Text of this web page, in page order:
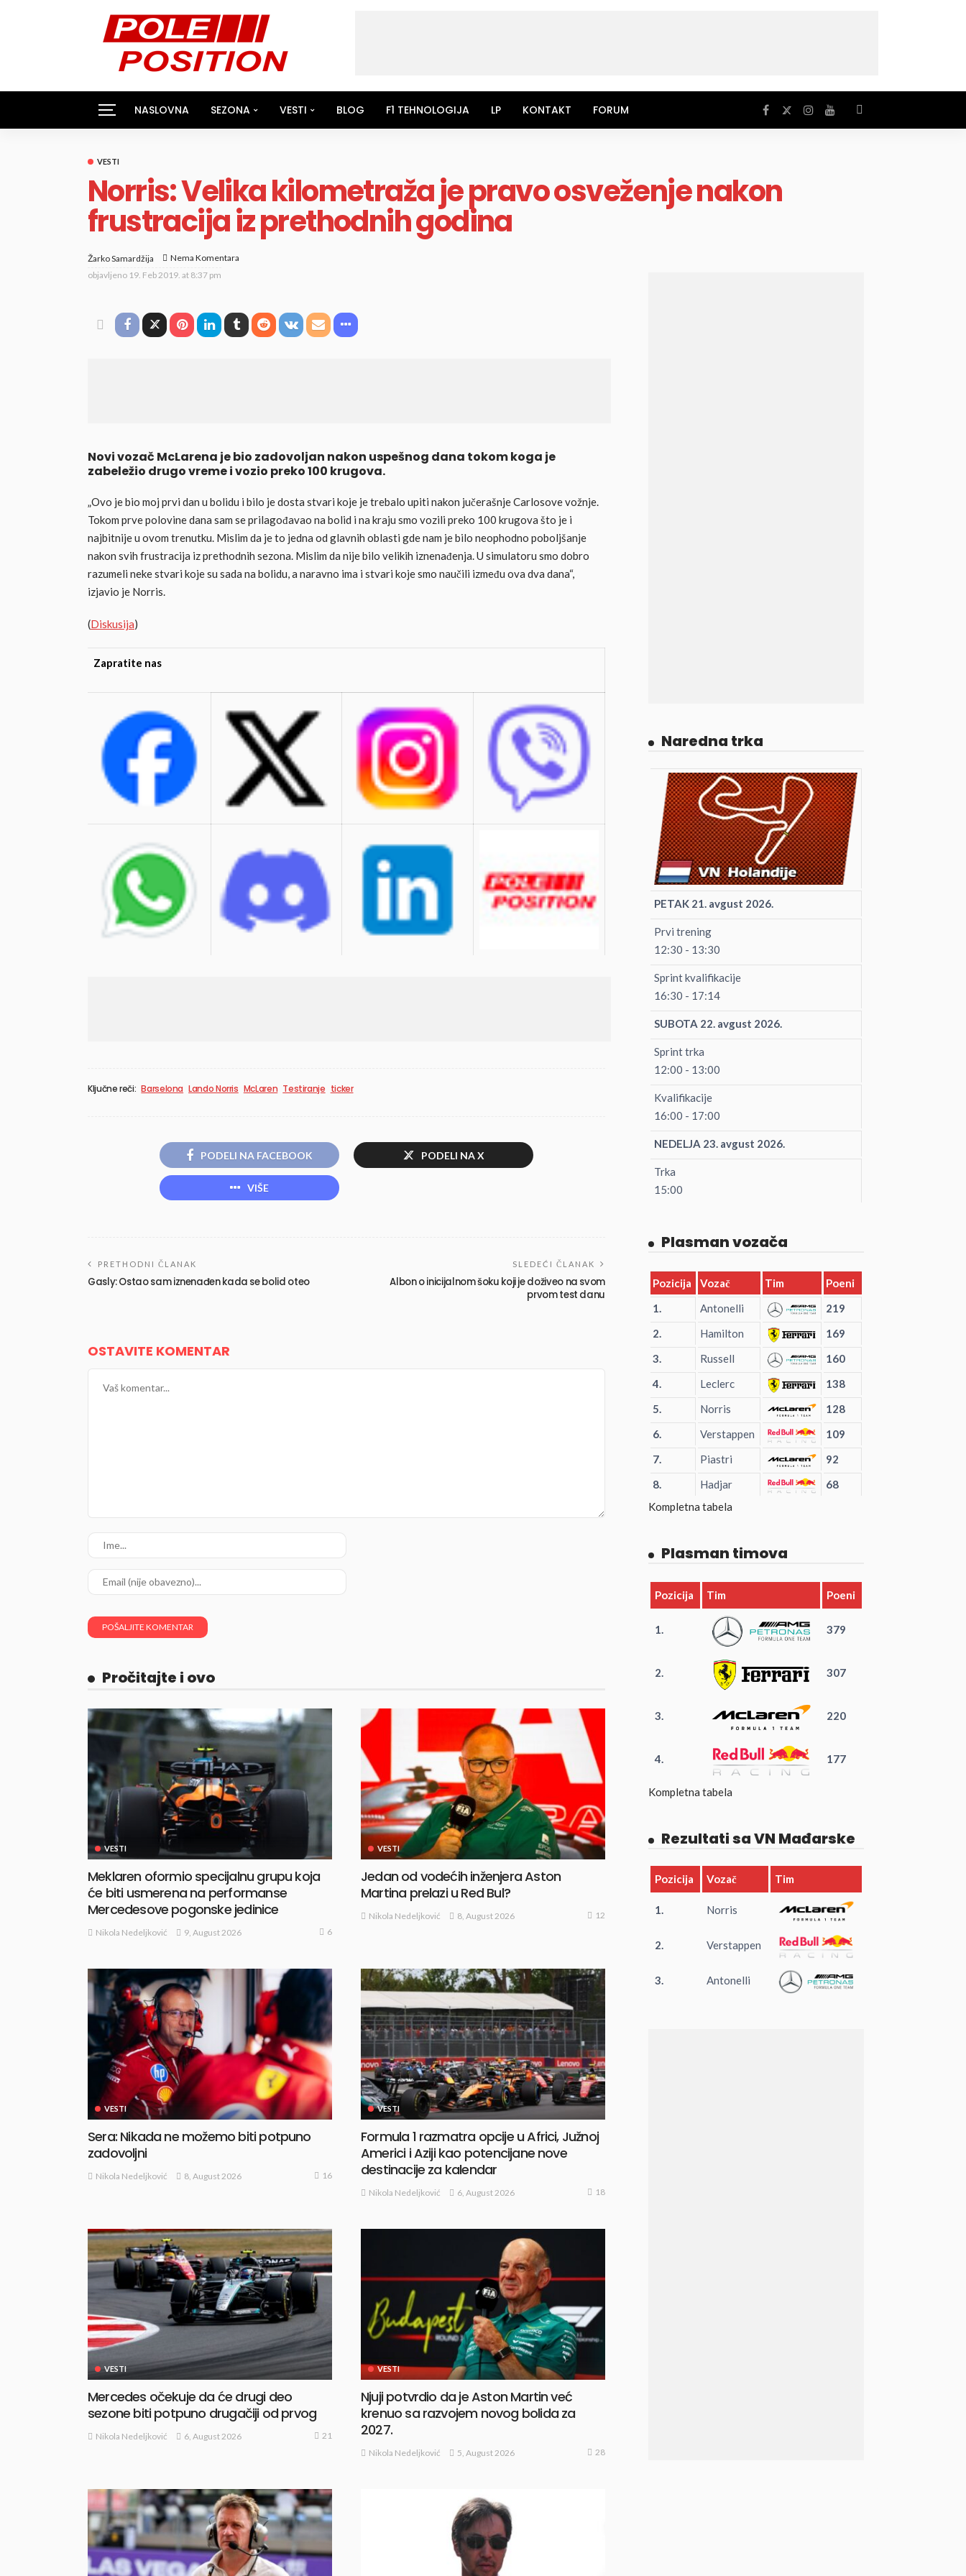
NASLOVNA SEZONA VESTI BLOG F1 TEHNOLOGIJA LP KONTAKT FORUM
VESTI
Norris: Velika kilometraža je pravo osveženje nakon
frustracija iz prethodnih godina
Žarko Samardžija
Nema Komentara
objavljeno 19. Feb 2019. at 8:37 pm
Novi vozač McLarena je bio zadovoljan nakon uspešnog dana tokom koga je
zabeležio drugo vreme i vozio preko 100 krugova.
„Ovo je bio moj prvi dan u bolidu i bilo je dosta stvari koje je trebalo upiti nakon jučerašnje Carlosove vožnje.
Tokom prve polovine dana sam se prilagođavao na bolid i na kraju smo vozili preko 100 krugova što je i
najbitnije u ovom trenutku. Mislim da je to jedna od glavnih oblasti gde nam je bilo neophodno poboljšanje
nakon svih frustracija iz prethodnih sezona. Mislim da nije bilo velikih iznenađenja. U simulatoru smo dobro
razumeli neke stvari koje su sada na bolidu, a naravno ima i stvari koje smo naučili između ova dva dana“,
izjavio je Norris.
(Diskusija)
Zapratite nas
Ključne reči: Barselona Lando Norris McLaren Testiranje ticker
PODELI NA FACEBOOK PODELI NA X
VIŠE
PRETHODNI ČLANAK
Gasly: Ostao sam iznenađen kada se bolid oteo
SLEDEĆI ČLANAK
Albon o inicijalnom šoku koji je doživeo na svom
prvom test danu
OSTAVITE KOMENTAR
Pročitajte i ovo
VESTI
Meklaren oformio specijalnu grupu koja
će biti usmerena na performanse
Mercedesove pogonske jedinice
Nikola Nedeljković 9, August 2026 6
VESTI
Jedan od vodećih inženjera Aston
Martina prelazi u Red Bul?
Nikola Nedeljković 8, August 2026 12
VESTI
Sera: Nikada ne možemo biti potpuno
zadovoljni
Nikola Nedeljković 8, August 2026 16
VESTI
Formula 1 razmatra opcije u Africi, Južnoj
Americi i Aziji kao potencijane nove
destinacije za kalendar
Nikola Nedeljković 6, August 2026 18
VESTI
Mercedes očekuje da će drugi deo
sezone biti potpuno drugačiji od prvog
Nikola Nedeljković 6, August 2026 21
VESTI
Njuji potvrdio da je Aston Martin već
krenuo sa razvojem novog bolida za
2027.
Nikola Nedeljković 5, August 2026 28
Naredna trka
PETAK 21. avgust 2026.
Prvi trening
12:30 - 13:30
Sprint kvalifikacije
16:30 - 17:14
SUBOTA 22. avgust 2026.
Sprint trka
12:00 - 13:00
Kvalifikacije
16:00 - 17:00
NEDELJA 23. avgust 2026.
Trka
15:00
Plasman vozača
Pozicija Vozač Tim
Poeni
1.
Antonelli
219
2.
Hamilton
169
3.
Russell
160
4.
Leclerc
138
5.
Norris
128
6.
Verstappen
109
7.
Piastri
92
8.
Hadjar
68
Kompletna tabela
Plasman timova
Pozicija Tim Poeni
1. 379
2. 307
3. 220
4. 177
Kompletna tabela
Rezultati sa VN Mađarske
Pozicija Vozač Tim
1. Norris
2. Verstappen
3. Antonelli